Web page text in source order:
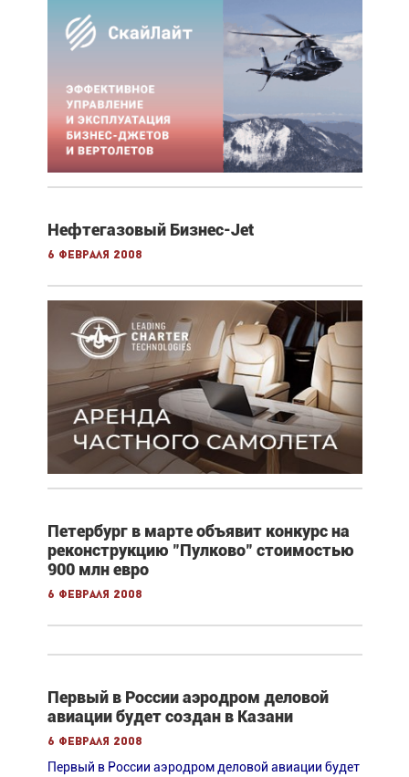
Нефтегазовый Бизнес-Jet
6 февраля 2008
Петербург в марте объявит конкурс на
реконструкцию "Пулково" стоимостью
900 млн евро
6 февраля 2008
Первый в России аэродром деловой
авиации будет создан в Казани
6 февраля 2008
Первый в России аэродром деловой авиации будет